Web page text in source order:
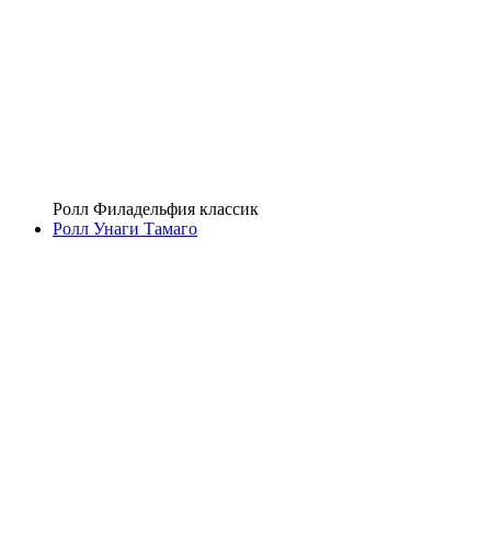
Ролл Филадельфия классик
Ролл Унаги Тамаго